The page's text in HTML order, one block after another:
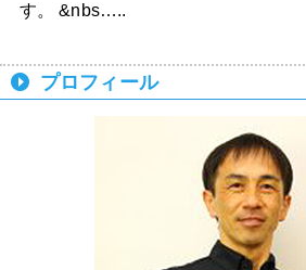
す。 &nbs…..
プロフィール